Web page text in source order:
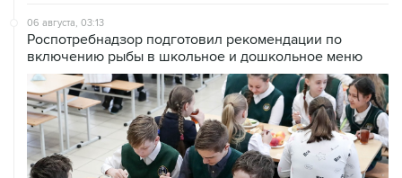
включению рыбы в школьное и дошкольное меню